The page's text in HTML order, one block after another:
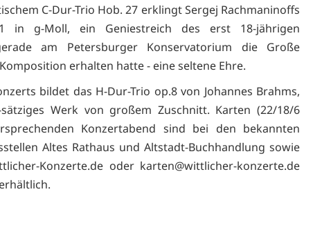
C-Dur-Trio Hob. 27 erklingt Sergej Rachmaninoffs
in g-Moll, ein Geniestreich des erst 18-jährigen
am Petersburger Konservatorium die Große
erhalten hatte - eine seltene Ehre.
bildet das H-Dur-Trio op.8 von Johannes Brahms,
Werk von großem Zuschnitt. Karten (22/18/6
Konzertabend sind bei den bekannten
Altes Rathaus und Altstadt-Buchhandlung sowie
Konzerte.de oder karten@wittlicher-konzerte.de